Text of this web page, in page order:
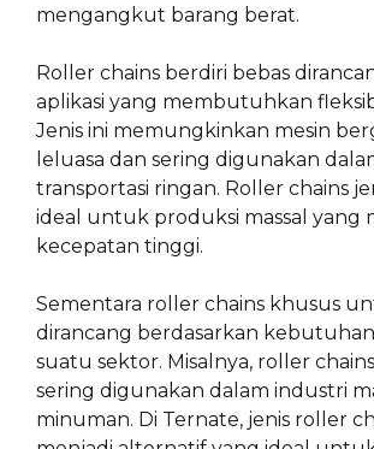
mengangkut barang berat.
Roller chains berdiri bebas
aplikasi yang membutuhkan
Jenis ini memungkinkan mesin
leluasa dan sering digunakan
transportasi ringan. Roller chains
ideal untuk produksi massal yang
kecepatan tinggi.
Sementara roller chains khusus
dirancang berdasarkan
suatu sektor. Misalnya, roller
sering digunakan dalam industri
minuman. Di Ternate, jenis roller